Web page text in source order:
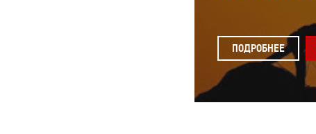
ПОДРОБНЕЕ